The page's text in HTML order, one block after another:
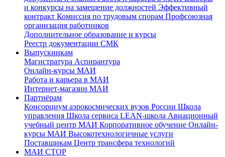
и конкурсы на замещение должностей Эффективный
контракт Комиссия по трудовым спорам Профсоюзная
организация работников
Дополнительное образование и курсы
Реестр документации СМК
Выпускникам
Магистратура Аспирантура
Онлайн-курсы МАИ
Работа и карьера в МАИ
Интернет-магазин МАИ
Партнёрам
Консорциум аэрокосмических вузов России Школа
управления Школа сервиса LEAN-школа Авиационный
учебный центр МАИ Корпоративное обучение Онлайн-
курсы МАИ Высокотехнологичные услуги
Поставщикам Центр трансфера технологий
МАИ СТОР